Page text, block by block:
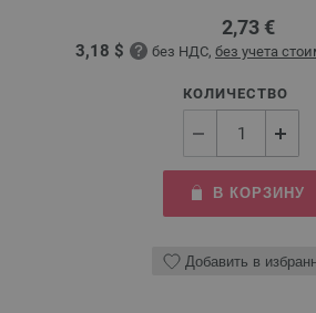
2,73 €
3,18 $ без НДС, без учета
КОЛИЧЕСТВО
В КОРЗИНУ
Добавить в